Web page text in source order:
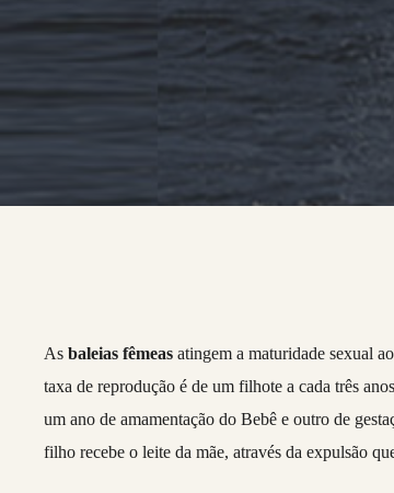
Asbaleias fêmeas atingem a maturidade sexual
taxa de reprodução é de um filhote a cada três
um ano de amamentação do Bebê e outro de
filho recebe o leite da mãe, através da expulsão